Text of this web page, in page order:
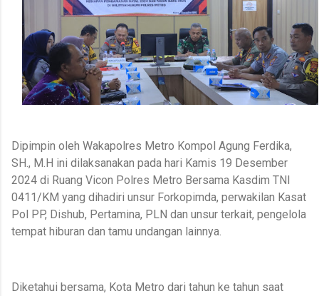
Dipimpin oleh Wakapolres Metro Kompol Agung Ferdika,
SH., M.H ini dilaksanakan pada hari Kamis 19 Desember
2024 di Ruang Vicon Polres Metro Bersama Kasdim TNI
0411/KM yang dihadiri unsur Forkopimda, perwakilan Kasat
Pol PP, Dishub, Pertamina, PLN dan unsur terkait, pengelola
tempat hiburan dan tamu undangan lainnya.
Diketahui bersama, Kota Metro dari tahun ke tahun saat